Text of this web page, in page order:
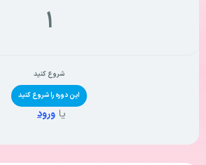
۱
شروع کنید
این دوره را شروع کنید
یا ورود